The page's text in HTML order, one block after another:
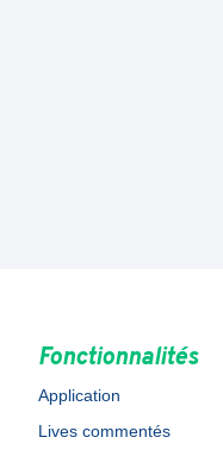
Fonctionnalités
Application
Lives commentés